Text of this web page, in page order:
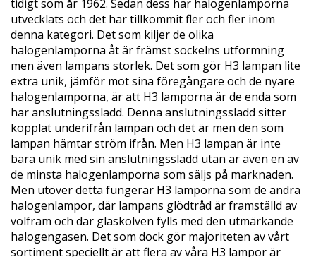
tidigt som år 1962. Sedan dess har halogenlamporna
utvecklats och det har tillkommit fler och fler inom
denna kategori. Det som kiljer de olika
halogenlamporna åt är främst sockelns utformning
men även lampans storlek. Det som gör H3 lampan lite
extra unik, jämför mot sina föregångare och de nyare
halogenlamporna, är att H3 lamporna är de enda som
har anslutningssladd. Denna anslutningssladd sitter
kopplat underifrån lampan och det är men den som
lampan hämtar ström ifrån. Men H3 lampan är inte
bara unik med sin anslutningssladd utan är även en av
de minsta halogenlamporna som säljs på marknaden.
Men utöver detta fungerar H3 lamporna som de andra
halogenlampor, där lampans glödtråd är framställd av
volfram och där glaskolven fylls med den utmärkande
halogengasen. Det som dock gör majoriteten av vårt
sortiment speciellt är att flera av våra H3 lampor är